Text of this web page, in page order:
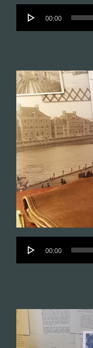
lejátszó
00:00
Audió
lejátszó
00:00